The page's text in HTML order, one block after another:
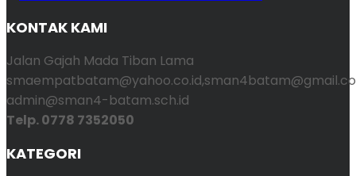
KONTAK KAMI
Jalan Gajah Mada Tiban Lama
admin@sman4-batam.sch.id
Telp. 0778 7352050
KATEGORI